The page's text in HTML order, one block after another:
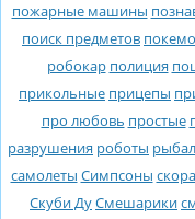
пожарные машины
поиск предметов
робокар полиция
прикольные прицепы
про любовь простые
разрушения роботы
самолеты Симпсоны
Скуби ДуСмешарики